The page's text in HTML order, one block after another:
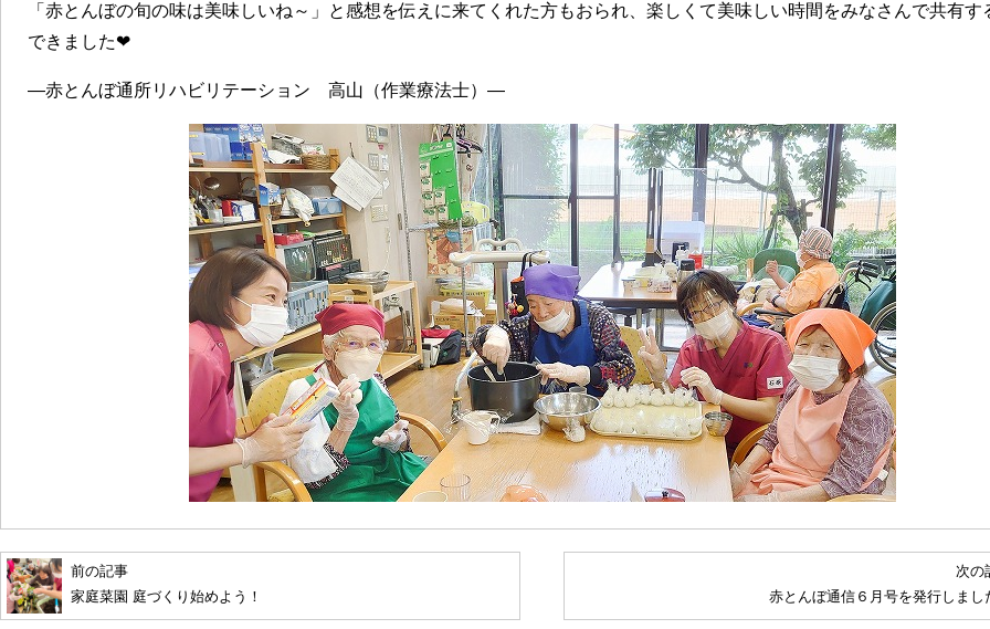
「赤とんぼの旬の味は美味しいね～」と感想を伝えに来てくれた方もおられ、楽しくて美味しい時間をみなさんで共有す
できました❤
―赤とんぼ通所リハビリテーション 高山（作業療法士）―
前の記事
家庭菜園 庭づくり始めよう！
次の
赤とんぼ通信６月号を発行しまし